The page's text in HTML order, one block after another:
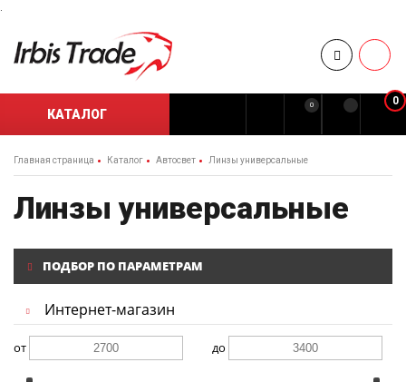
.
КАТАЛОГ
0 0
Главная страница Каталог Автосвет Линзы универсальные
Линзы универсальные
ПОДБОР ПО ПАРАМЕТРАМ
Интернет-магазин
от до